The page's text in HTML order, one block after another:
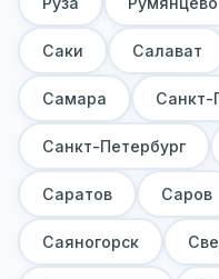
Саки Салават
Самара Санкт-
Санкт-Петербург
Саратов Саров
Саяногорск